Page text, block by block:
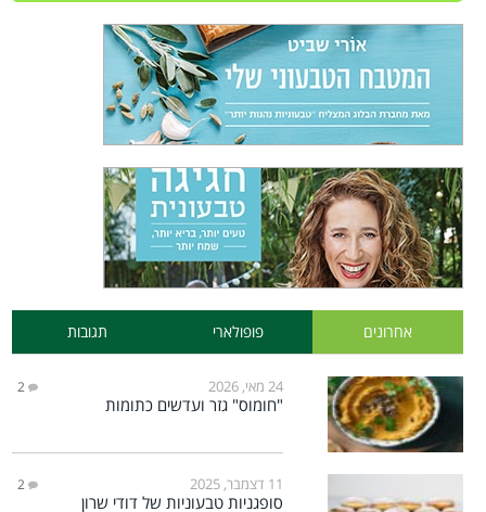
אחרונים פופולארי תגובות
24 מאי, 2026 2
"חומוס" גזר ועדשים כתומות
11 דצמבר, 2025 2
סופגניות טבעוניות של דודי שרון